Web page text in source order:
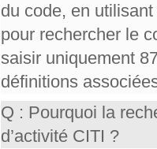
du code, en
pour rechercher le
saisir uniquement
définitions
Q : Pourquoi la
d’activité CITI ?